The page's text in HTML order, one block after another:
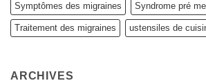
Symptômes des migraines Syndrome pré
Traitement des migraines ustensiles de
ARCHIVES